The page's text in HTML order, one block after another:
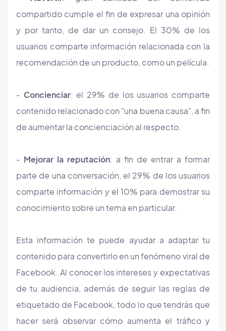
compartido cumple el fin de expresar una opinión
y por tanto, de dar un consejo. El 30% de los
usuarios comparte información relacionada con la
recomendación de un producto, como un película.
- Concienciar: el 29% de los usuarios comparte
contenido relacionado con "una buena causa", a fin
de aumentar la concienciación al respecto.
- Mejorar la reputación: a fin de entrar a formar
parte de una conversación, el 29% de los usuarios
comparte información y el 10% para demostrar su
conocimiento sobre un tema en particular.
Esta información te puede ayudar a adaptar tu
contenido para convertirlo en un fenómeno viral de
Facebook. Al conocer los intereses y expectativas
de tu audiencia, además de seguir las reglas de
etiquetado de Facebook, todo lo que tendrás que
hacer será observar cómo aumenta el tráfico y